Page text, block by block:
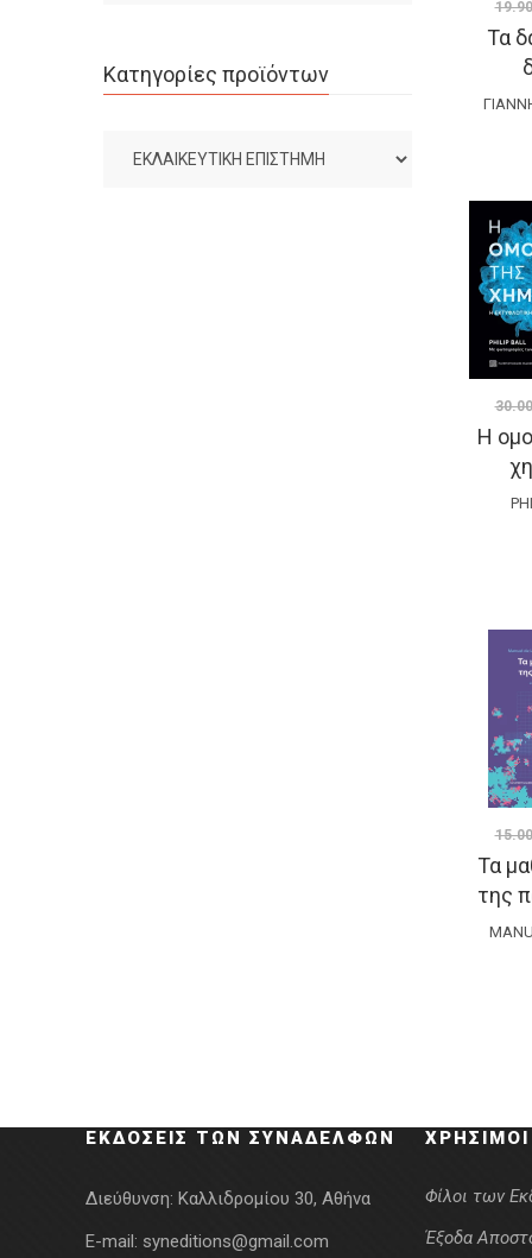
Τα
19.90
Η
30.00
Τα
της
15.00
Κατηγορίες προϊόντων
ΕΚΔΌΣΕΙΣ ΤΩΝ ΣΥΝΑΔΈΛΦΩΝ
Διεύθυνση: Καλλιδρομίου 30, Αθήνα
E-mail: syneditions@gmail.com
Φίλοι των
Έξοδα